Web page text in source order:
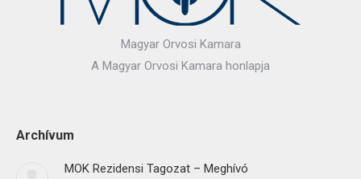
Magyar Orvosi Kamara
A Magyar Orvosi Kamara honlapja
Archívum
MOK Rezidensi Tagozat – Meghívó